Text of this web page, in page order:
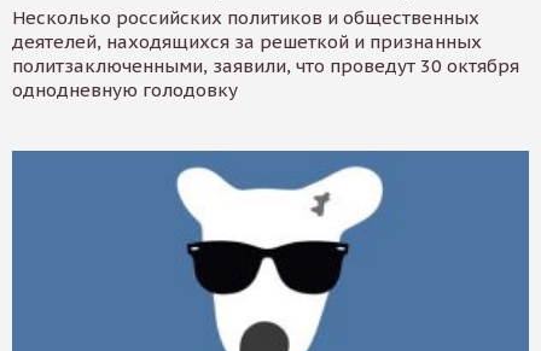
Несколько российских политиков и общественных
деятелей, находящихся за решеткой и признанных
политзаключенными, заявили, что проведут 30 октября
однодневную голодовку